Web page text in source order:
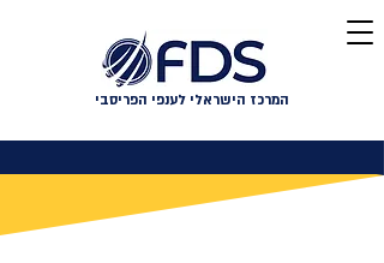
המרכז הישראלי לענפי הפריסבי